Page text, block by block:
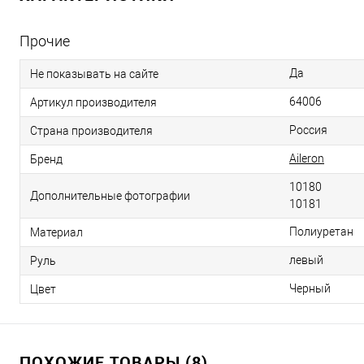
Прочие
Не показывать на сайте Да
Артикул производителя 64006
Страна производителя Россия
Бренд Aileron
Дополнительные фотографии
10180
10181
Материал Полиуретан
Руль левый
Цвет Черный